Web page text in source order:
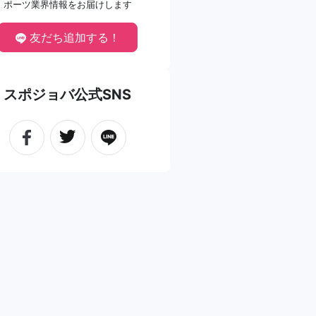
ポーツ業界情報をお届けします
友だち追加する！
スポジョバ公式SNS